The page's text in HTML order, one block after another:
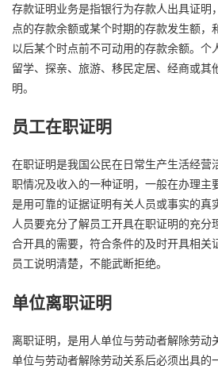
存款证明业务是指银行为存款人出具证明
点的存款余额或某个时期的存款发生额，
以后某个时点前不可动用的存款余额。个
留学、探亲、旅游、移民定居、经商或其
明。
员工在职证明
在职证明是我国公民在日常生产生活经营
职情况及收入的一种证明，一般在办理主
是用可靠的证据证明有关人员或事实的真
人员要充分了解员工开具在职证明的充分
合开具的需要，符合条件的及时开具相关
员工说明清楚，不能武断拒绝。
单位离职证明
离职证明，是用人单位与劳动者解除劳动
单位与劳动者解除劳动关系后必须出具的